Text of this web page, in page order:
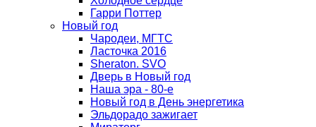
Гарри Поттер
Новый год
Чародеи, МГТС
Ласточка 2016
Sheraton. SVO
Дверь в Новый год
Наша эра - 80-е
Новый год в День энергетика
Эльдорадо зажигает